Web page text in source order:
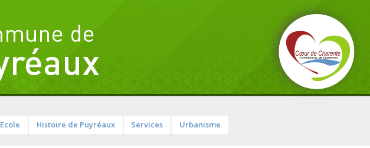
Ecole Histoire de Puyréaux Services Urbanisme